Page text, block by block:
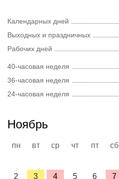
Календарных дней
Выходных и праздничных
Рабочих дней
40-часовая неделя
36-часовая неделя
24-часовая неделя
Ноябрь
пн вт ср чт пт сб
2
3 4 5 6 7